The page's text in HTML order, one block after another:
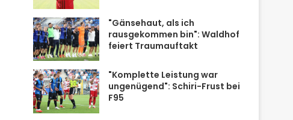
"Gänsehaut, als ich
rausgekommen bin": Waldhof
feiert Traumauftakt
"Komplette Leistung war
ungenügend": Schiri-Frust bei
F95